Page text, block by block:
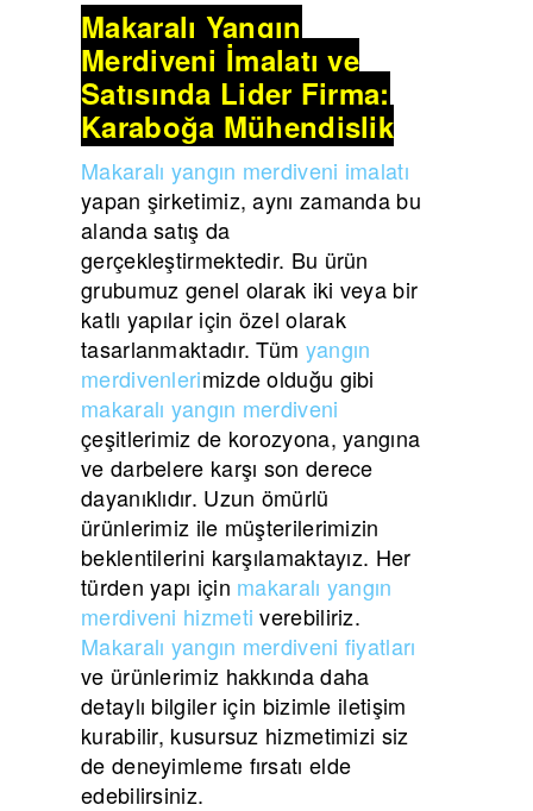
Makaralı Yangın
Merdiveni İmalatı ve
Satışında Lider Firma:
Karaboğa Mühendislik
Makaralı yangın merdiveni imalatı
yapan şirketimiz, aynı zamanda bu
alanda satış da
gerçekleştirmektedir. Bu ürün
grubumuz genel olarak iki veya bir
katlı yapılar için özel olarak
tasarlanmaktadır. Tüm yangın
merdivenlerimizde olduğu gibi
makaralı yangın merdiveni
çeşitlerimiz de korozyona, yangına
ve darbelere karşı son derece
dayanıklıdır. Uzun ömürlü
ürünlerimiz ile müşterilerimizin
beklentilerini karşılamaktayız. Her
türden yapı için makaralı yangın
merdiveni hizmeti verebiliriz.
Makaralı yangın merdiveni fiyatları
ve ürünlerimiz hakkında daha
detaylı bilgiler için bizimle iletişim
kurabilir, kusursuz hizmetimizi siz
de deneyimleme fırsatı elde
edebilirsiniz.